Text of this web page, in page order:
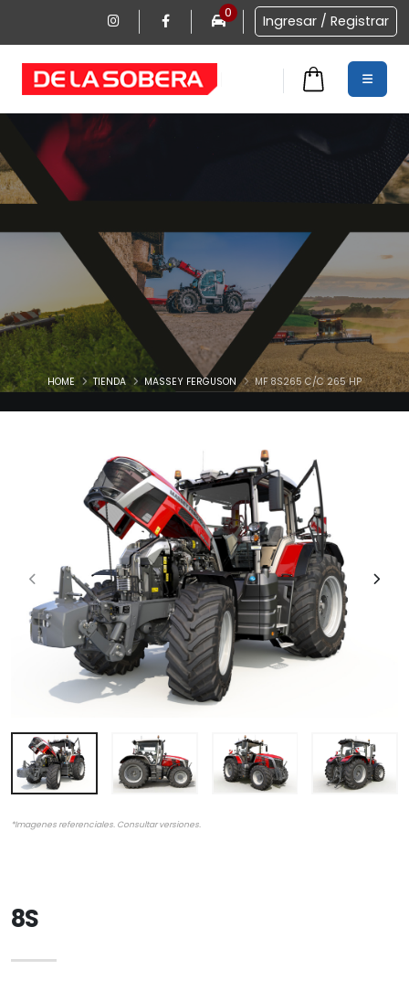
0 Ingresar / Registrar
HOME TIENDA MASSEY FERGUSON MF 8S265 C/C 265 HP
*Imagenes referenciales. Consultar versiones.
8S